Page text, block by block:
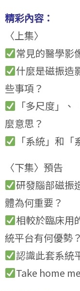
精彩內容：
〈上集〉
常見的醫學影
什麼是磁振造
些事項？
「多尺度」
麼意思？
「系統」和
〈下集〉預告
研發腦部磁振
體為何重要？
相較於臨床用
統平台有何優勢？
認識此套系統
Take home